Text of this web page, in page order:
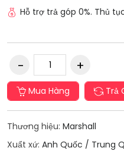
Hỗ trợ trả góp 0%. Thủ
Mua Hàng Trả
Thương hiệu: Marshall
Xuẩt xứ: Anh Quốc / Trung